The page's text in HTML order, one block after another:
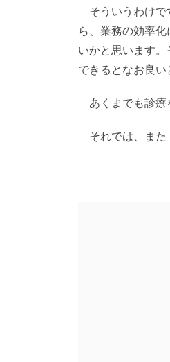
そういうわけで
ら、業務の効率
いかと思います
できるとなお良い
あくまでも診療
それでは、また